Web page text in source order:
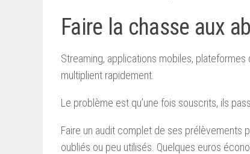
Faire la chasse aux
Streaming, applications mobiles,
multiplient rapidement.
Le problème est qu’une fois souscrits, ils
Faire un audit complet de ses
oubliés ou peu utilisés. Quelques euros